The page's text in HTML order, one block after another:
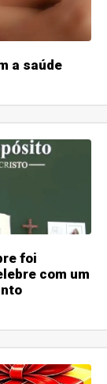
a saúde
foi
com um